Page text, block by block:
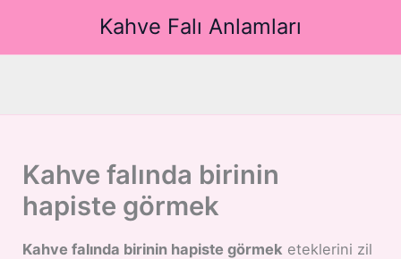
Kahve Falı Anlamları
Kahve falında birinin
hapiste görmek
Kahve falında birinin hapiste görmek eteklerini zil